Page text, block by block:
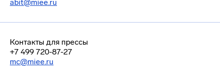
abit@miee.ru
Контакты для прессы
+7 499 720-87-27
mc@miee.ru